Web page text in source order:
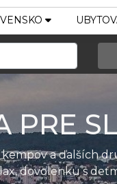
PRE
a ďalších
dovolenku s